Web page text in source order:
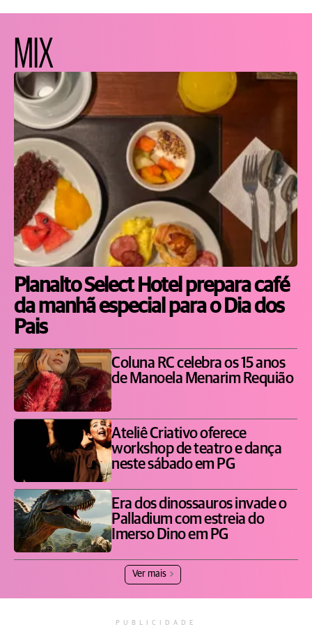
MIX
Planalto Select Hotel prepara café
da manhã especial para o Dia dos
Pais
Coluna RC celebra os 15 anos
de Manoela Menarim Requião
Ateliê Criativo oferece
workshop de teatro e dança
neste sábado em PG
Era dos dinossauros invade o
Palladium com estreia do
Imerso Dino em PG
Ver mais
PUBLICIDADE